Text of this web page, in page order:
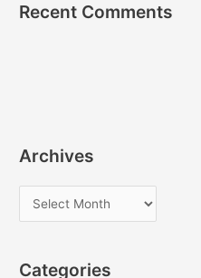
Recent Comments
Archives
r
h
Categories